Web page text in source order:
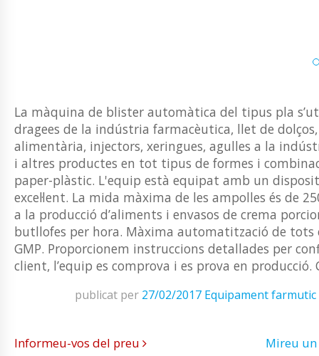
La màquina de blister automàtica del tipus pla
dragees de la indústria farmacèutica, llet de
alimentària, injectors, xeringues, agulles a la
i altres productes en tot tipus de formes i
paper-plàstic. L'equip està equipat amb un
excel·lent. La mida màxima de les ampolles és de
a la producció d’aliments i envasos de crema
butllofes per hora. Màxima automatització de tots
GMP. Proporcionem instruccions detallades per
client, l’equip es comprova i es prova en
publicat per 27/02/2017 Equipament farmutic
Informeu-vos del preu
Mireu